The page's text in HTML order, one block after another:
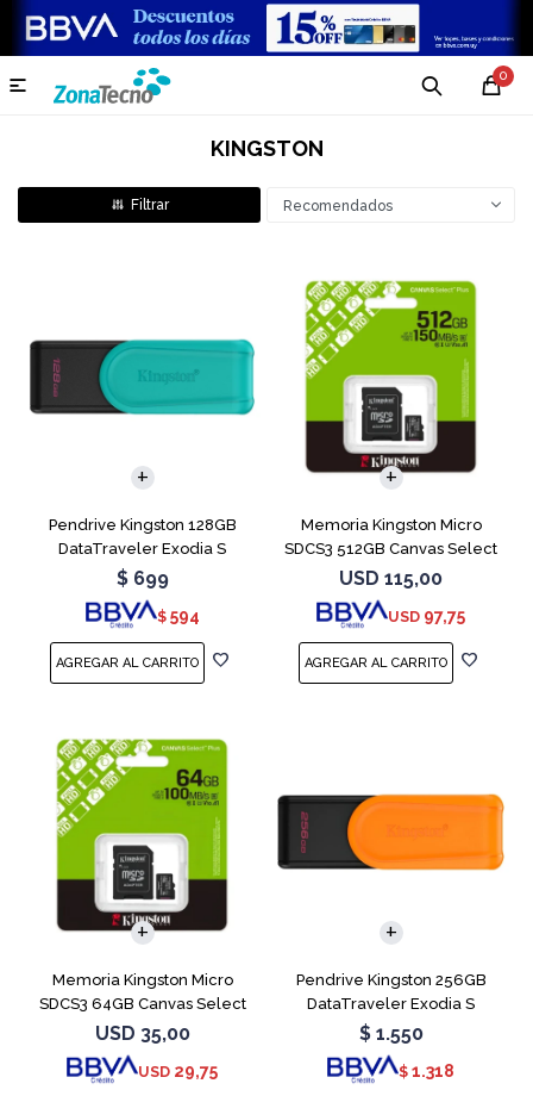
0

KINGSTON
Recomendados
Pendrive Kingston 128GB
DataTraveler Exodia S
Turquesa
$ 699
$ 594
Memoria Kingston Micro
SDCS3 512GB Canvas Select
Plus
USD 115,00
USD 97,75
Memoria Kingston Micro
SDCS3 64GB Canvas Select
Plus
USD 35,00
USD 29,75
Pendrive Kingston 256GB
DataTraveler Exodia S
Naranja
$ 1.550
$ 1.318